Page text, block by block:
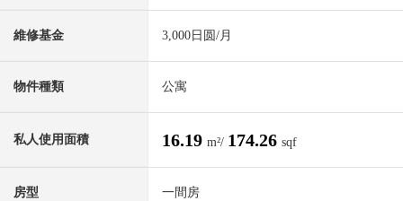
維修基金 3,000日圆/月
物件種類 公寓
私人使用面積 16.19 m²/ 174.26 sqf
房型 一間房